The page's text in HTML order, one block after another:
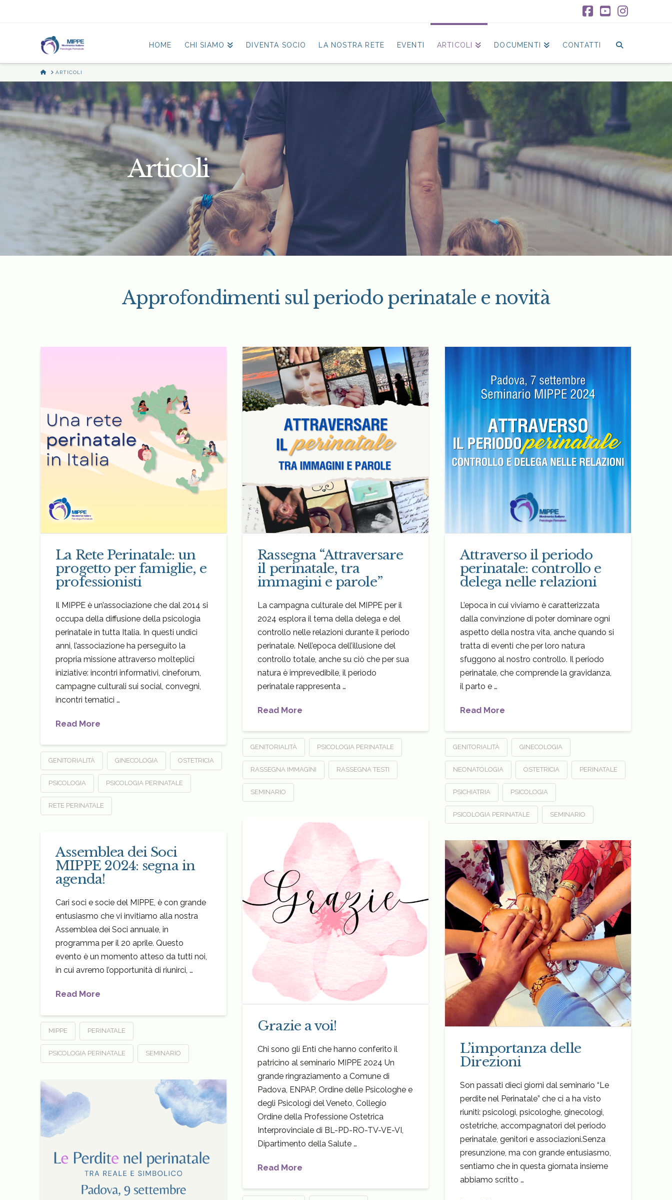
HOME CHI SIAMO DIVENTA SOCIO LA NOSTRA RETE EVENTI ARTICOLI DOCUMENTI CONTATTI
HOMEARTICOLI
Articoli
Approfondimenti sul periodo perinatale e novità
La Rete Perinatale: un
progetto per famiglie, e
professionisti
Il MIPPE è un’associazione che dal 2014 si
occupa della diffusione della psicologia
perinatale in tutta Italia. In questi undici
anni, l’associazione ha perseguito la
propria missione attraverso molteplici
iniziative: incontri informativi, cineforum,
campagne culturali sui social, convegni,
incontri tematici …
Read More
GENITORIALITÀ GINECOLOGIA OSTETRICIA
PSICOLOGIA PSICOLOGIA PERINATALE
RETE PERINATALE
Rassegna “Attraversare
il perinatale, tra
immagini e parole”
La campagna culturale del MIPPE per il
2024 esplora il tema della delega e del
controllo nelle relazioni durante il periodo
perinatale. Nell’epoca dell’illusione del
controllo totale, anche su ciò che per sua
natura è imprevedibile, il periodo
perinatale rappresenta …
Read More
GENITORIALITÀ PSICOLOGIA PERINATALE
RASSEGNA IMMAGINI RASSEGNA TESTI
SEMINARIO
Attraverso il periodo
perinatale: controllo e
delega nelle relazioni
L’epoca in cui viviamo è caratterizzata
dalla convinzione di poter dominare ogni
aspetto della nostra vita, anche quando si
tratta di eventi che per loro natura
sfuggono al nostro controllo. Il periodo
perinatale, che comprende la gravidanza,
il parto e …
Read More
GENITORIALITÀ GINECOLOGIA
NEONATOLOGIA OSTETRICIA PERINATALE
PSICHIATRIA PSICOLOGIA
PSICOLOGIA PERINATALE SEMINARIO
Grazie a voi!
Chi sono gli Enti che hanno conferito il
patricino al seminario MIPPE 2024 Un
grande ringraziamento a Comune di
Padova, ENPAP, Ordine delle Psicologhe e
degli Psicologi del Veneto, Collegio
Ordine della Professione Ostetrica
Interprovinciale di BL-PD-RO-TV-VE-VI,
Dipartimento della Salute …
Read More
Assemblea dei Soci
MIPPE 2024: segna in
agenda!
Cari soci e socie del MIPPE, è con grande
entusiasmo che vi invitiamo alla nostra
Assemblea dei Soci annuale, in
programma per il 20 aprile. Questo
evento è un momento atteso da tutti noi,
in cui avremo l’opportunità di riunirci, …
Read More
MIPPE PERINATALE
PSICOLOGIA PERINATALE SEMINARIO
L’importanza delle
Direzioni
Son passati dieci giorni dal seminario “Le
perdite nel Perinatale” che ci a ha visto
riuniti: psicologi, psicologhe, ginecologi,
ostetriche, accompagnatori del periodo
perinatale, genitori e associazioni.Senza
presunzione, ma con grande entusiasmo,
sentiamo che in questa giornata insieme
abbiamo scritto …